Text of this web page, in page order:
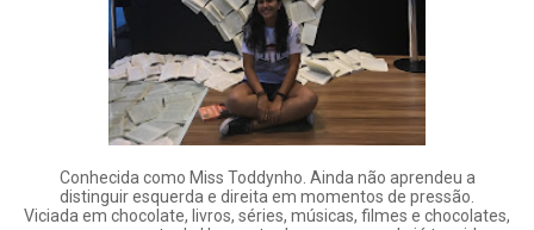
Conhecida como Miss Toddynho. Ainda não aprendeu a
distinguir esquerda e direita em momentos de pressão.
Viciada em chocolate, livros, séries, músicas, filmes e chocolates,